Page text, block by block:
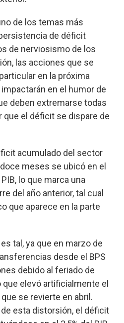
de los temas más
de déficit
de nerviosismo de los
las acciones que se
en la próxima
en el humor de
deben extremarse todas
que el déficit se dispare de
acumulado del sector
meses se ubicó en el
lo que marca una
del año anterior, tal cual
que aparece en la parte
tal, ya que en marzo de
desde el BPS
debido al feriado de
que elevó artificialmente el
se revierte en abril.
esta distorsión, el déficit